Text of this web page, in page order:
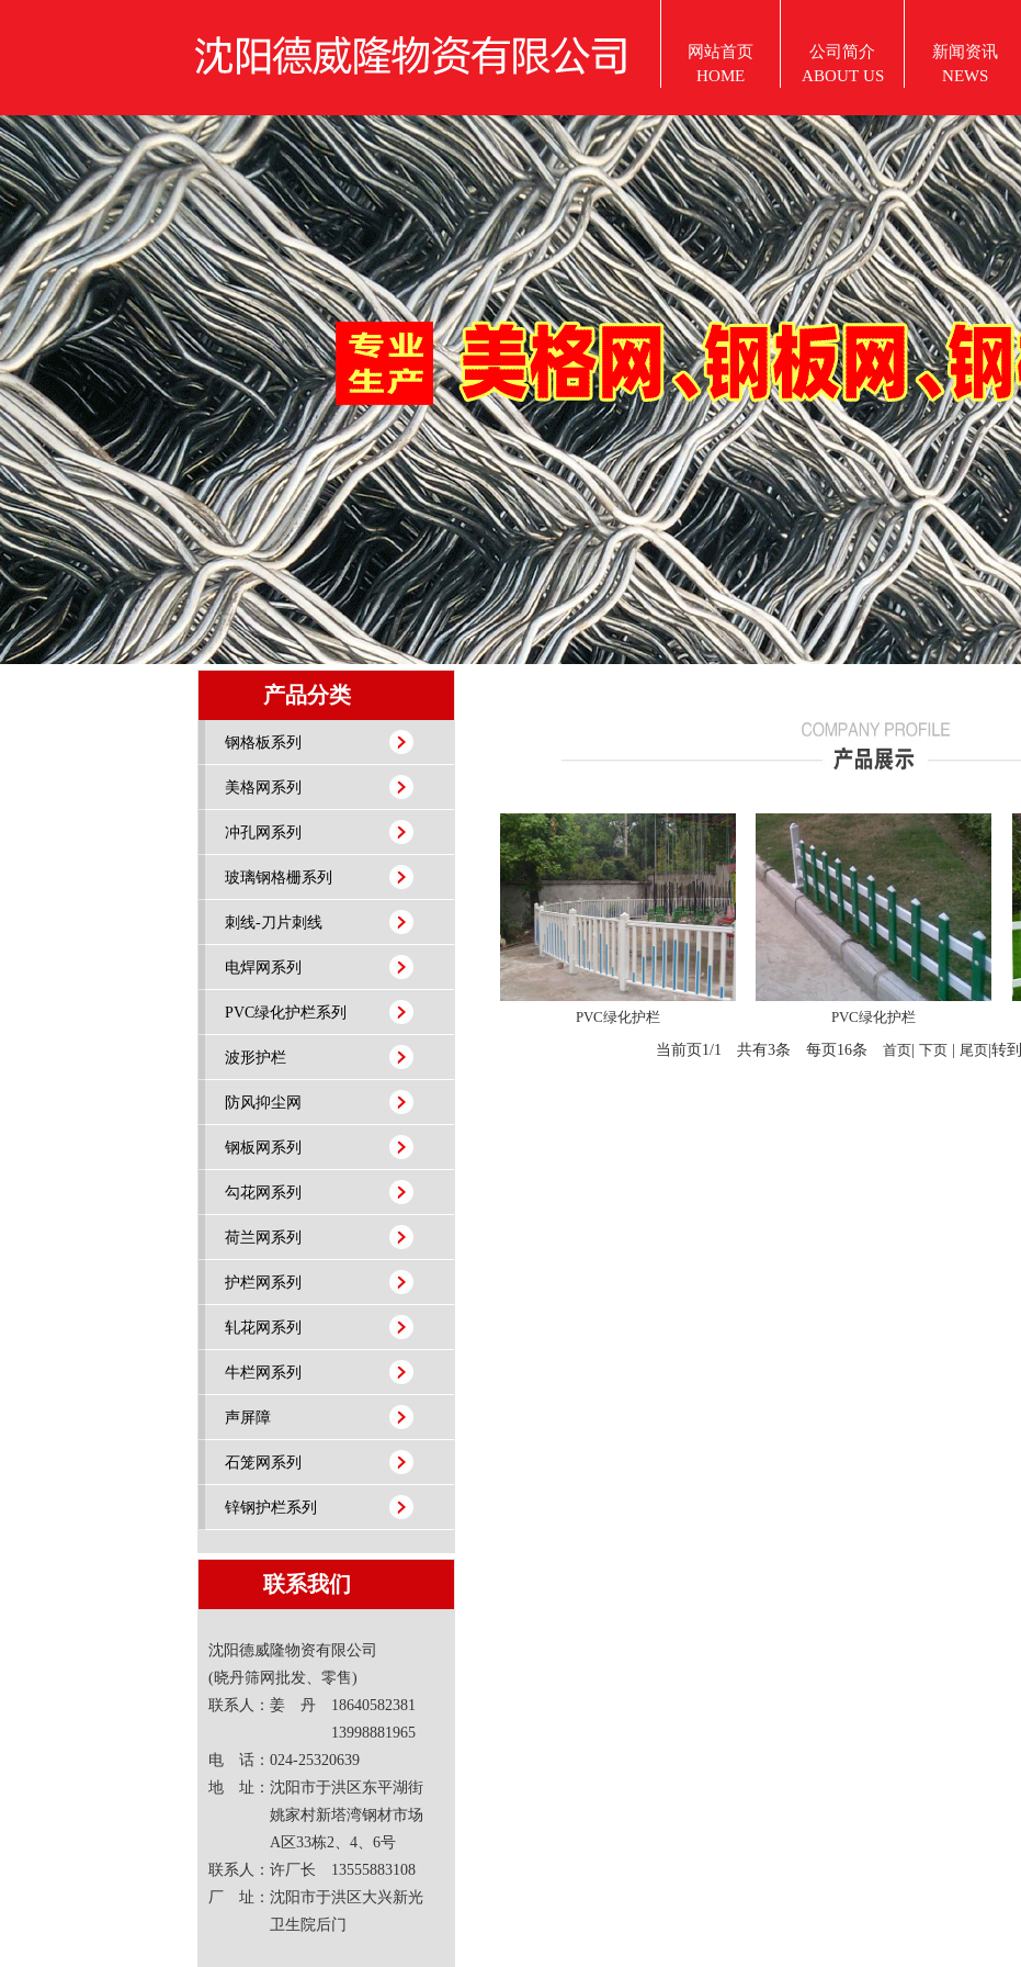
网站首页
HOME
公司简介
ABOUT US
新闻资讯
NEWS
产品分类
钢格板系列
美格网系列
冲孔网系列
玻璃钢格栅系列
刺线-刀片刺线
电焊网系列
PVC绿化护栏系列
波形护栏
防风抑尘网
钢板网系列
勾花网系列
荷兰网系列
护栏网系列
轧花网系列
牛栏网系列
声屏障
石笼网系列
锌钢护栏系列
联系我们
沈阳德威隆物资有限公司
(晓丹筛网批发、零售)
联系人：姜 丹 18640582381
13998881965
电 话：024-25320639
地 址：沈阳市于洪区东平湖街
姚家村新塔湾钢材市场
A区33栋2、4、6号
联系人：许厂长 13555883108
厂 址：沈阳市于洪区大兴新光
卫生院后门
PVC绿化护栏 PVC绿化护栏
当前页1/1 共有3条 每页16条 首页| 下页| 尾页|转